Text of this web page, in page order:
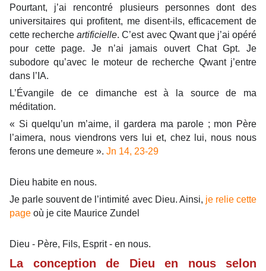
Pourtant, j’ai rencontré plusieurs personnes dont des
universitaires qui profitent, me disent-ils, efficacement de
cette rechercheartificielle. C’est avec Qwant que j’ai opéré
pour cette page. Je n’ai jamais ouvert Chat Gpt. Je
subodore qu’avec le moteur de recherche Qwant j’entre
dans l’IA.
L’Évangile de ce dimanche est à la source de ma
méditation.
« Si quelqu’un m’aime, il gardera ma parole ; mon Père
l’aimera, nous viendrons vers lui et, chez lui, nous nous
ferons une demeure ». Jn 14, 23-29
Dieu habite en nous.
Je parle souvent de l’intimité avec Dieu. Ainsi, je relie cette
page où je cite Maurice Zundel
Dieu - Père, Fils, Esprit - en nous.
La conception de Dieu en nous selon